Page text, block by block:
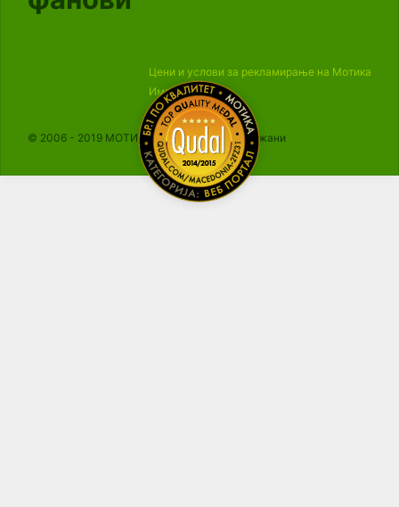
Цени и услови за рекламирање на Мотика
Импресум
© 2006 - 2019 МОТИКА, Сите права се задржани